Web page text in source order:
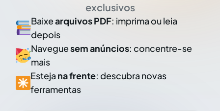
exclusivos
Baixearquivos PDF: imprima ou leia
depois
Naveguesem anúncios: concentre-se
mais
Esteja na frente: descubra novas
ferramentas